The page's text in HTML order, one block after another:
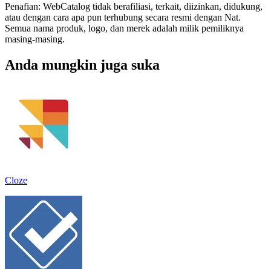
Penafian: WebCatalog tidak berafiliasi, terkait, diizinkan, didukung,
atau dengan cara apa pun terhubung secara resmi dengan Nat.
Semua nama produk, logo, dan merek adalah milik pemiliknya
masing-masing.
Anda mungkin juga suka
Cloze